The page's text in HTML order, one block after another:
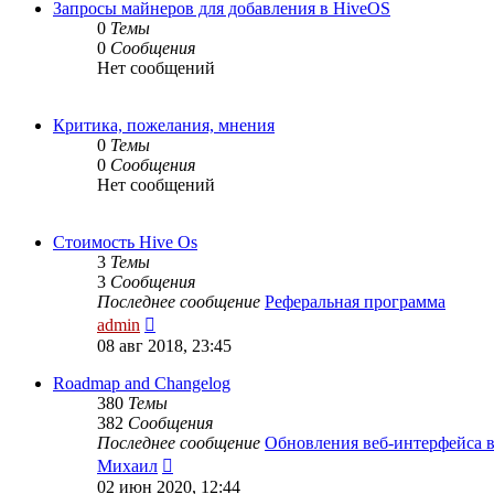
Запросы майнеров для добавления в HiveOS
0 Темы
0 Сообщения
Нет сообщений
Критика, пожелания, мнения
0 Темы
0 Сообщения
Нет сообщений
Стоимость Hive Os
3 Темы
3 Сообщения
Последнее сообщение Реферальная программа
admin
к
сообщению
08 авг 2018, 23:45
Roadmap and Changelog
380 Темы
382 Сообщения
Последнее сообщение Обновления веб-
Михаил
к
02 июн 2020, 12:44